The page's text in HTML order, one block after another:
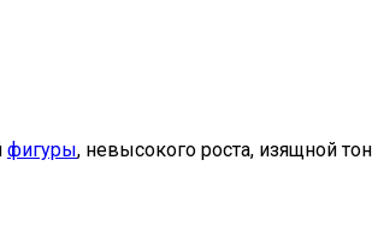
фигуры, невысокого роста, изящной